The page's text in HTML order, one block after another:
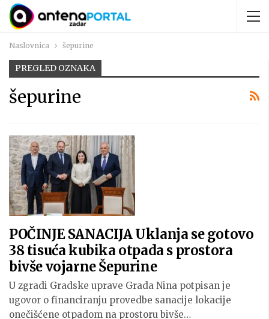
Naslovnica šepurine
PREGLED OZNAKA
šepurine
POČINJE SANACIJA Uklanja se gotovo
38 tisuća kubika otpada s prostora
bivše vojarne Šepurine
U zgradi Gradske uprave Grada Nina potpisan je
ugovor o financiranju provedbe sanacije lokacije
onečišćene otpadom na prostoru bivše…